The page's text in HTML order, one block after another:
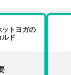
ットヨガの
ルド